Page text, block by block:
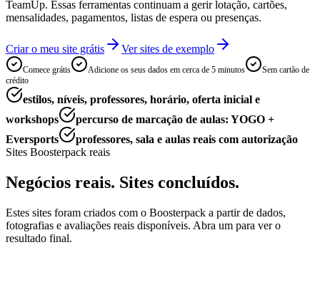
TeamUp. Essas ferramentas continuam a gerir lotação, cartões,
mensalidades, pagamentos, listas de espera ou presenças.
Criar o meu site grátis Ver sites de exemplo
Comece grátis Adicione os seus dados em cerca de 5 minutos
Sem cartão de
crédito
estilos, níveis, professores, horário, oferta inicial e
workshops
percurso de marcação de aulas: YOGO +
Eversports
professores, sala e aulas reais com autorização
Sites Boosterpack reais
Negócios reais. Sites concluídos.
Estes sites foram criados com o Boosterpack a partir de dados,
fotografias e avaliações reais disponíveis. Abra um para ver o
resultado final.